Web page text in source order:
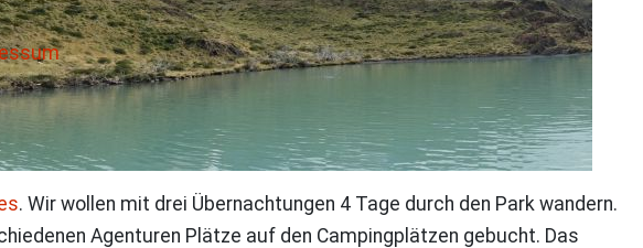
. Wir wollen mit drei Übernachtungen 4 Tage durch den Park wandern.
Agenturen Plätze auf den Campingplätzen gebucht. Das